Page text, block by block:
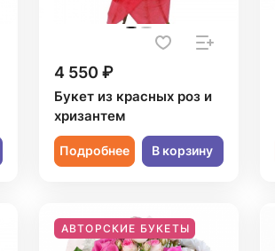
4 550 ₽
Букет из красных роз и
хризантем
Подробнее В корзину
АВТОРСКИЕ БУКЕТЫ